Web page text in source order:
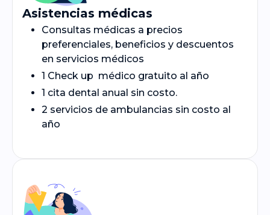
Asistencias médicas
Consultas médicas a precios
preferenciales, beneficios y descuentos
en servicios médicos
1 Check up médico gratuito al año
1 cita dental anual sin costo.
2 servicios de ambulancias sin costo al
año